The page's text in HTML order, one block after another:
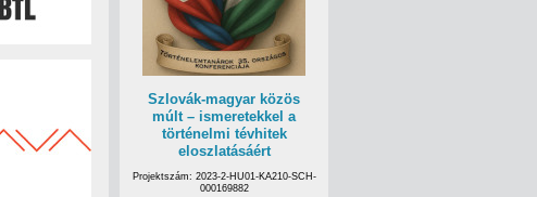
Szlovák-magyar közös
múlt – ismeretekkel a
történelmi tévhitek
eloszlatásáért
Projektszám: 2023-2-HU01-KA210-SCH-
000169882